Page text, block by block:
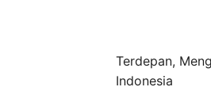
Terdepan,
Indonesia